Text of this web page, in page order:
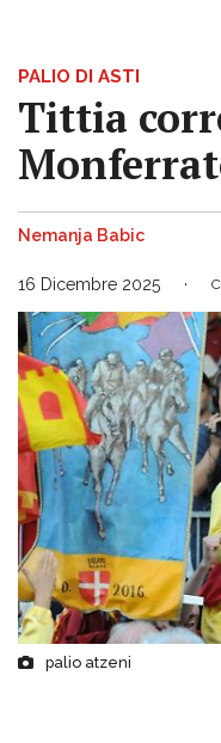
PALIO DI ASTI
Tittia
Nemanja Babic
16 Dicembre 2025
palio atzeni